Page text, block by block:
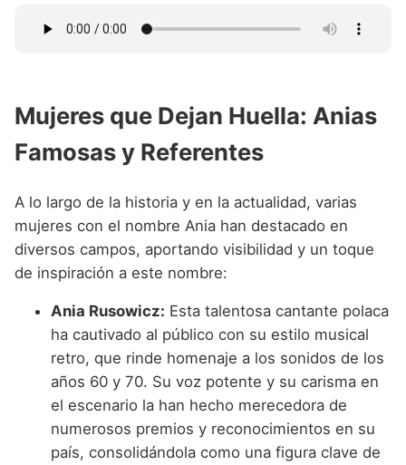
Mujeres que Dejan Huella: Anias
Famosas y Referentes
A lo largo de la historia y en la actualidad, varias
mujeres con el nombre Ania han destacado en
diversos campos, aportando visibilidad y un toque
de inspiración a este nombre:
Ania Rusowicz: Esta talentosa cantante polaca
ha cautivado al público con su estilo musical
retro, que rinde homenaje a los sonidos de los
años 60 y 70. Su voz potente y su carisma en
el escenario la han hecho merecedora de
numerosos premios y reconocimientos en su
país, consolidándola como una figura clave de